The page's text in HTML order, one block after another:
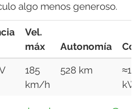
algo menos generoso.
Vel.
máx
Autonomía
185
km/h
528 km